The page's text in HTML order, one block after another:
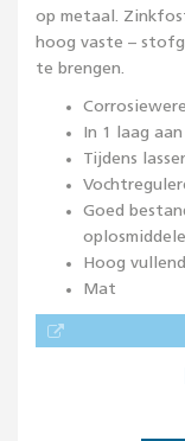
op metaal.
hoog vaste –
te brengen.
In 1 laag
Tijdens
Goed
Hoog
Mat